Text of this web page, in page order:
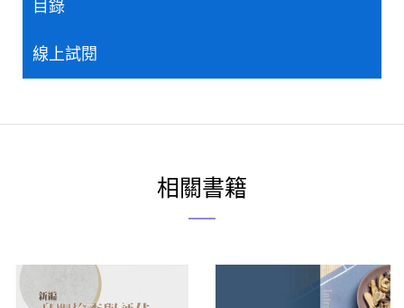
目錄
線上試閱
相關書籍